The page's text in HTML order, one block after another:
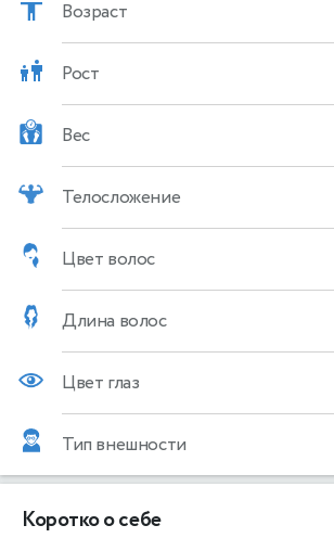
Возраст
Рост
Вес
Телосложение
Цвет волос
Длина волос
Цвет глаз
Тип внешности
Коротко о себе